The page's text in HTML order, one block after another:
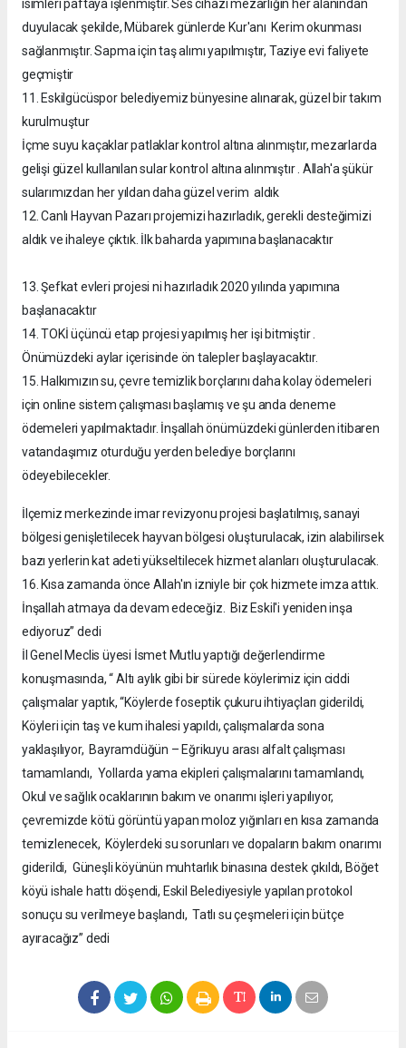
isimleri paftaya işlenmiştir. Ses cihazı mezarlığın her alanından
duyulacak şekilde, Mübarek günlerde Kur'anı Kerim okunması
sağlanmıştır. Sapma için taş alımı yapılmıştır, Taziye evi faliyete
geçmiştir
11. Eskilgücüspor belediyemiz bünyesine alınarak, güzel bir takım
kurulmuştur
İçme suyu kaçaklar patlaklar kontrol altına alınmıştır, mezarlarda
gelişi güzel kullanılan sular kontrol altına alınmıştır . Allah'a şükür
sularımızdan her yıldan daha güzel verim aldık
12. Canlı Hayvan Pazarı projemizi hazırladık, gerekli desteğimizi
aldık ve ihaleye çıktık. İlk baharda yapımına başlanacaktır
13. Şefkat evleri projesi ni hazırladık 2020 yılında yapımına
başlanacaktır
14. TOKİ üçüncü etap projesi yapılmış her işi bitmiştir .
Önümüzdeki aylar içerisinde ön talepler başlayacaktır.
15. Halkımızın su, çevre temizlik borçlarını daha kolay ödemeleri
için online sistem çalışması başlamış ve şu anda deneme
ödemeleri yapılmaktadır. İnşallah önümüzdeki günlerden itibaren
vatandaşımız oturduğu yerden belediye borçlarını
ödeyebilecekler.
İlçemiz merkezinde imar revizyonu projesi başlatılmış, sanayi
bölgesi genişletilecek hayvan bölgesi oluşturulacak, izin alabilirsek
bazı yerlerin kat adeti yükseltilecek hizmet alanları oluşturulacak.
16. Kısa zamanda önce Allah'ın izniyle bir çok hizmete imza attık.
İnşallah atmaya da devam edeceğiz. Biz Eskil'i yeniden inşa
ediyoruz” dedi
İl Genel Meclis üyesi İsmet Mutlu yaptığı değerlendirme
konuşmasında, “ Altı aylık gibi bir sürede köylerimiz için ciddi
çalışmalar yaptık, “Köylerde foseptik çukuru ihtiyaçları giderildi,
Köyleri için taş ve kum ihalesi yapıldı, çalışmalarda sona
yaklaşılıyor, Bayramdüğün – Eğrikuyu arası alfalt çalışması
tamamlandı, Yollarda yama ekipleri çalışmalarını tamamlandı,
Okul ve sağlık ocaklarının bakım ve onarımı işleri yapılıyor,
çevremizde kötü görüntü yapan moloz yığınları en kısa zamanda
temizlenecek, Köylerdeki su sorunları ve dopaların bakım onarımı
giderildi, Güneşli köyünün muhtarlık binasına destek çıkıldı, Böğet
köyü ishale hattı döşendi, Eskil Belediyesiyle yapılan protokol
sonuçu su verilmeye başlandı, Tatlı su çeşmeleri için bütçe
ayıracağız” dedi